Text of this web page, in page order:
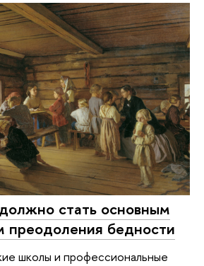
стать основным
преодоления бедности
школы и профессиональные